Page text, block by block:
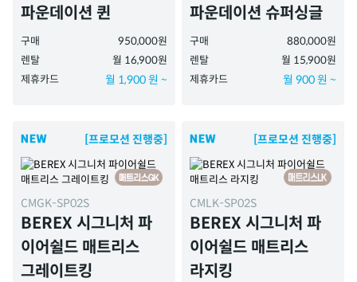
파운데이션 퀸
구매
950,000원
렌탈
월 16,900원
제휴카드
월 1,900 원 ~
파운데이션 슈퍼싱글
구매
880,000원
렌탈
월 15,900원
제휴카드
월 900 원 ~
[프로모션 진행중]
CMGK-SP02S
BEREX 시그니처 파
이어쉴드 매트리스
그레이트킹
[프로모션 진행중]
CMLK-SP02S
BEREX 시그니처 파
이어쉴드 매트리스
라지킹